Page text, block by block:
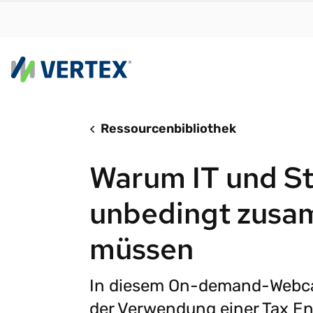
Plattform
mit
Skalierbarkeit
Steuer-
e-Invoicing
Mit den
Ressourcenbibliothek
Warum IT und
unbedingt
müssen
In diesem On-demand-
der Verwendung einer Tax